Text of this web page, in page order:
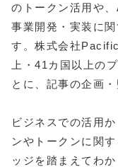
のトークン活用や
事業開発・実装に
す。株式会社
上・41カ国以上の
とに、記事の企画
ビジネスでの活用
ンやトークンに関
ッジを踏まえてわ